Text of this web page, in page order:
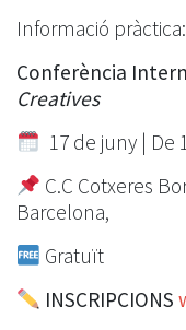
Informació pràctica:
Conferència
Creatives
17 de juny | De
C.C Cotxeres
Barcelona,
Gratuït
️ INSCRIPCIONS